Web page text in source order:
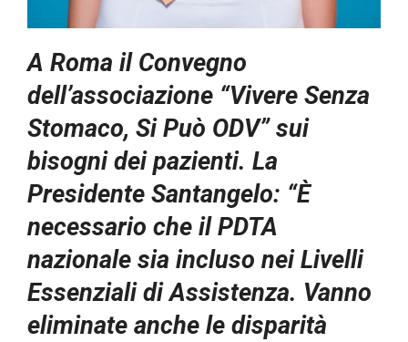
A Roma il Convegno
dell’associazione “Vivere Senza
Stomaco, Si Può ODV” sui
bisogni dei pazienti. La
Presidente Santangelo: “È
necessario che il PDTA
nazionale sia incluso nei Livelli
Essenziali di Assistenza. Vanno
eliminate anche le disparità